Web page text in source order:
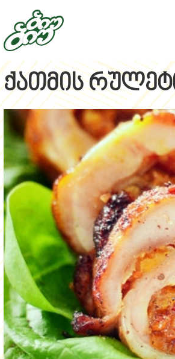
ქათმის